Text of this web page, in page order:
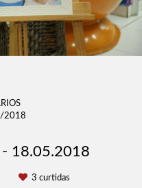
2018
- 18.05.2018
3 curtidas